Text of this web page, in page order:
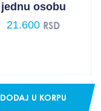
jednu osobu
21.600 RSD
DODAJ U KORPU